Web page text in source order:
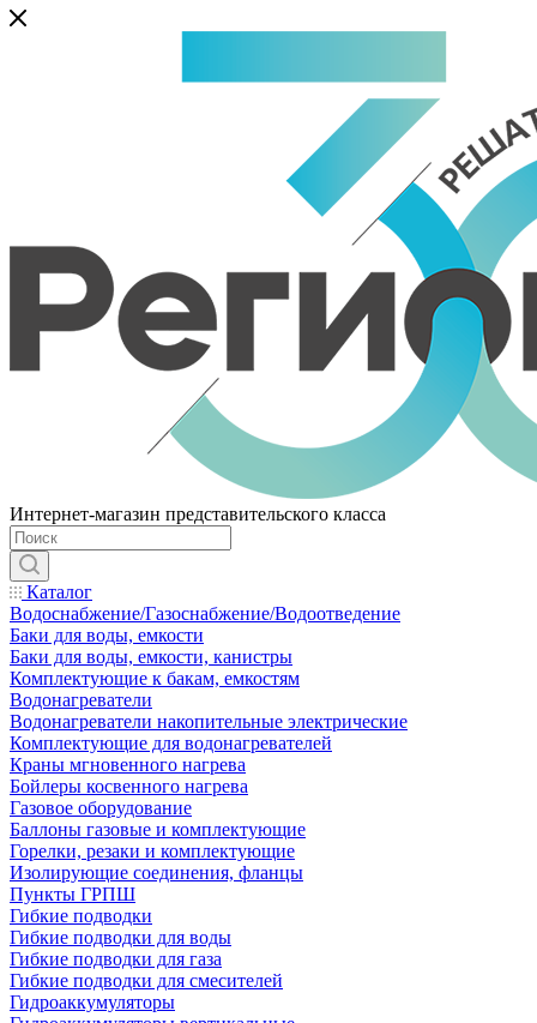
Интернет-магазин представительского класса
Каталог
Водоснабжение/Газоснабжение/Водоотведение
Баки для воды, емкости
Баки для воды, емкости, канистры
Комплектующие к бакам, емкостям
Водонагреватели
Водонагреватели накопительные электрические
Комплектующие для водонагревателей
Краны мгновенного нагрева
Бойлеры косвенного нагрева
Газовое оборудование
Баллоны газовые и комплектующие
Горелки, резаки и комплектующие
Изолирующие соединения, фланцы
Пункты ГРПШ
Гибкие подводки
Гибкие подводки для воды
Гибкие подводки для газа
Гибкие подводки для смесителей
Гидроаккумуляторы